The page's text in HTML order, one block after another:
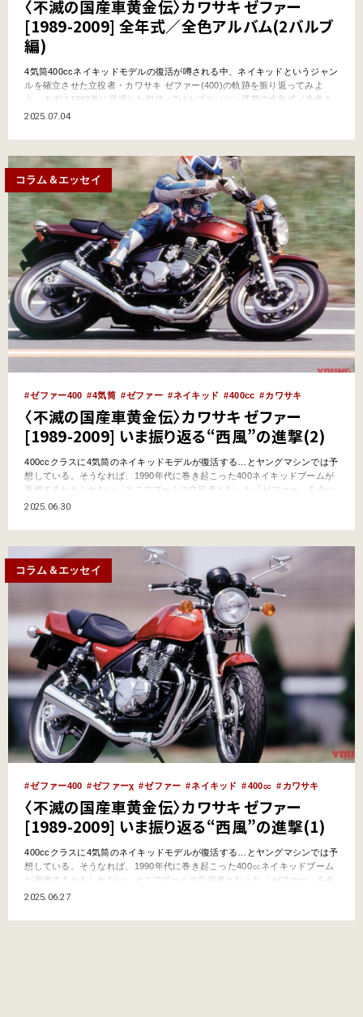
〈不滅の国産車黄金伝〉カワサキ ゼファー
[1989-2009] 全年式／全色アルバム(2バルブ
編)
4気筒400ccネイキッドモデルの復活が噂される中、ネイキッドというジャン
ルを確立させた立役者・カワサキ ゼファー(400)の軌跡を振り返ってみよ
う。まずは1989年に登場した初代・2バルブエンジン搭載の全年式／全色を
紹介する。(ヤングマシン2024年12月号より転載) ●文:伊藤康司(ヤングマシ
…
2025.07.04
コラム＆エッセイ
ゼファー400 4気筒 ゼファー ネイキッド 400cc カワサキ
〈不滅の国産車黄金伝〉カワサキ ゼファー
[1989-2009] いま振り返る“西風”の進撃(2)
400ccクラスに4気筒のネイキッドモデルが復活する…とヤングマシンでは予
想している。そうなれば、1990年代に巻き起こった400ネイキッドブームが
再燃するかもしれない。そこでブームの立役者となった「ゼファー」を今一
度振り返りたい。はたして何が革命的だったのか。本誌秘蔵アーカイブによ
集部) ●写真:YM Archives …
2025.06.30
コラム＆エッセイ
ゼファー400 ゼファーχ ゼファー ネイキッド 400㏄ カワサキ
〈不滅の国産車黄金伝〉カワサキ ゼファー
[1989-2009] いま振り返る“西風”の進撃(1)
400ccクラスに4気筒のネイキッドモデルが復活する…とヤングマシンでは予
想している。そうなれば、1990年代に巻き起こった400㏄ネイキッドブーム
が再燃するかもしれない。そこでブームの立役者となった「ゼファー」を今
一度振り返りたい。はたして何が革命的だったのか。本誌秘蔵アーカイブに
編集部) ●写真:YM Archives …
2025.06.27